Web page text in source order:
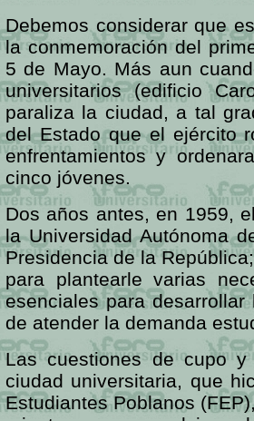
Debemos considerar que
la conmemoración del
5 de Mayo. Más aun
universitarios (edificio
paraliza la ciudad, a tal
del Estado que el ejército
enfrentamientos y
cinco jóvenes.
Dos años antes, en 1959,
la Universidad Autónoma
Presidencia de la
para plantearle varias
esenciales para
de atender la demanda
Las cuestiones de cupo
ciudad universitaria, que
Estudiantes Poblanos